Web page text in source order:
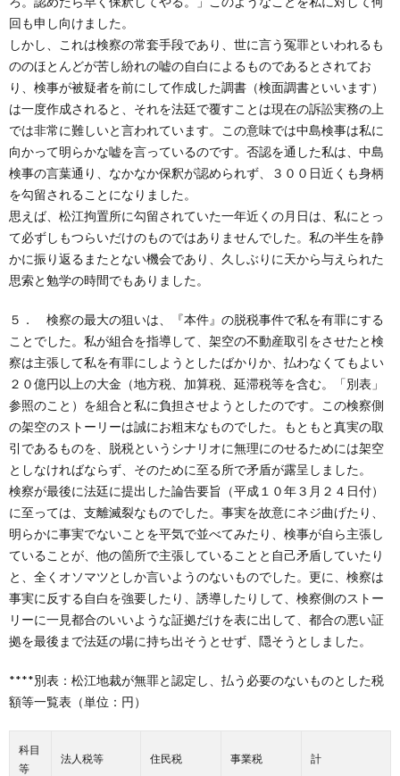
回も申し向けました。
しかし、これは検察の常套手段であり、世に言う冤罪といわれるも
ののほとんどが苦し紛れの嘘の自白によるものであるとされてお
り、検事が被疑者を前にして作成した調書（検面調書といいます）
は一度作成されると、それを法廷で覆すことは現在の訴訟実務の上
では非常に難しいと言われています。この意味では中島検事は私に
向かって明らかな嘘を言っているのです。否認を通した私は、中島
検事の言葉通り、なかなか保釈が認められず、３００日近くも身柄
を勾留されることになりました。
思えば、松江拘置所に勾留されていた一年近くの月日は、私にとっ
て必ずしもつらいだけのものではありませんでした。私の半生を静
かに振り返るまたとない機会であり、久しぶりに天から与えられた
思索と勉学の時間でもありました。
５． 検察の最大の狙いは、『本件』の脱税事件で私を有罪にする
ことでした。私が組合を指導して、架空の不動産取引をさせたと検
察は主張して私を有罪にしようとしたばかりか、払わなくてもよい
２０億円以上の大金（地方税、加算税、延滞税等を含む。「別表」
参照のこと）を組合と私に負担させようとしたのです。この検察側
の架空のストーリーは誠にお粗末なものでした。もともと真実の取
引であるものを、脱税というシナリオに無理にのせるためには架空
としなければならず、そのために至る所で矛盾が露呈しました。
検察が最後に法廷に提出した論告要旨（平成１０年３月２４日付）
に至っては、支離滅裂なものでした。事実を故意にネジ曲げたり、
明らかに事実でないことを平気で並べてみたり、検事が自ら主張し
ていることが、他の箇所で主張していることと自己矛盾していたり
と、全くオソマツとしか言いようのないものでした。更に、検察は
事実に反する自白を強要したり、誘導したりして、検察側のストー
リーに一見都合のいいような証拠だけを表に出して、都合の悪い証
拠を最後まで法廷の場に持ち出そうとせず、隠そうとしました。
****別表：松江地裁が無罪と認定し、払う必要のないものとした税
額等一覧表（単位：円）
科目
等
法人税等 住民税 事業税 計